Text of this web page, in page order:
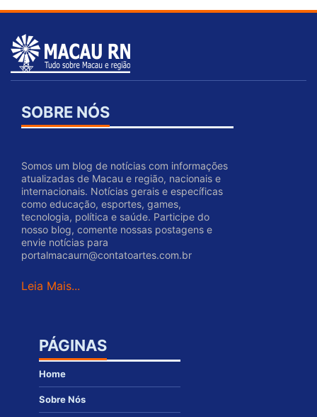
SOBRE NÓS
Somos um blog de notícias com informações
atualizadas de Macau e região, nacionais e
internacionais. Notícias gerais e específicas
como educação, esportes, games,
tecnologia, política e saúde. Participe do
nosso blog, comente nossas postagens e
envie notícias para
portalmacaurn@contatoartes.com.br
Leia Mais...
PÁGINAS
Home
Sobre Nós